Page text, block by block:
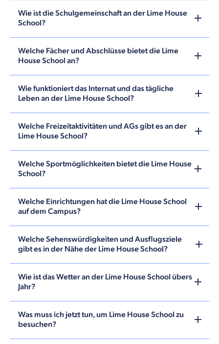
Wie ist die Schulgemeinschaft an der Lime House
School?
Welche Fächer und Abschlüsse bietet die Lime
House School an?
Wie funktioniert das Internat und das tägliche
Leben an der Lime House School?
Welche Freizeitaktivitäten und AGs gibt es an der
Lime House School?
Welche Sportmöglichkeiten bietet die Lime House
School?
Welche Einrichtungen hat die Lime House School
auf dem Campus?
Welche Sehenswürdigkeiten und Ausflugsziele
gibt es in der Nähe der Lime House School?
Wie ist das Wetter an der Lime House School übers
Jahr?
Was muss ich jetzt tun, um Lime House School zu
besuchen?